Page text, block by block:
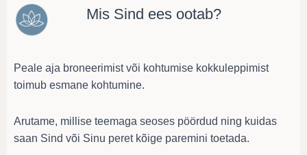
Mis Sind ees ootab?
Peale aja broneerimist või kohtumise kokkuleppimist
toimub esmane kohtumine.
Arutame, millise teemaga seoses pöördud ning kuidas
saan Sind või Sinu peret kõige paremini toetada.